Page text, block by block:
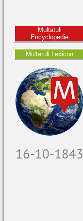
Multatuli
Encyclopedie
Multatuli Lexicon
17-10-1843